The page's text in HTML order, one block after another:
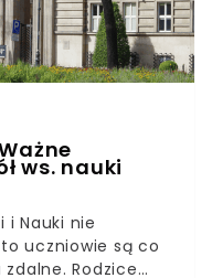
ws. nauki
i Nauki nie
uczniowie są co
Rodzice